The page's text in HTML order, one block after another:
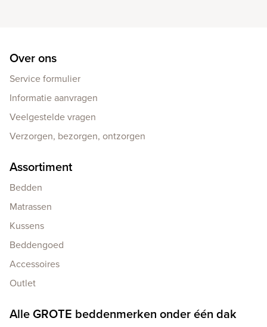
Over ons
Service formulier
Informatie aanvragen
Veelgestelde vragen
Verzorgen, bezorgen, ontzorgen
Assortiment
Bedden
Matrassen
Kussens
Beddengoed
Accessoires
Outlet
Alle GROTE beddenmerken onder één dak